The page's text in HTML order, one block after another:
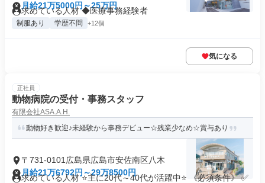
月給21万5000円～25万円
求めている人材 ◆医療事務経験者
制服あり 学歴不問 +12個
気になる
正社員
動物病院の受付・事務スタッフ
有限会社ASA.A.H.
動物好き歓迎♪未経験から事務デビュー☆残業少なめ☆賞与あり
〒731-0101広島県広島市安佐南区八木
月給21万6792円～29万8500円
求めている人材 ⭐主に20代～40代が活躍中⭐ 《必須条件》 ✅